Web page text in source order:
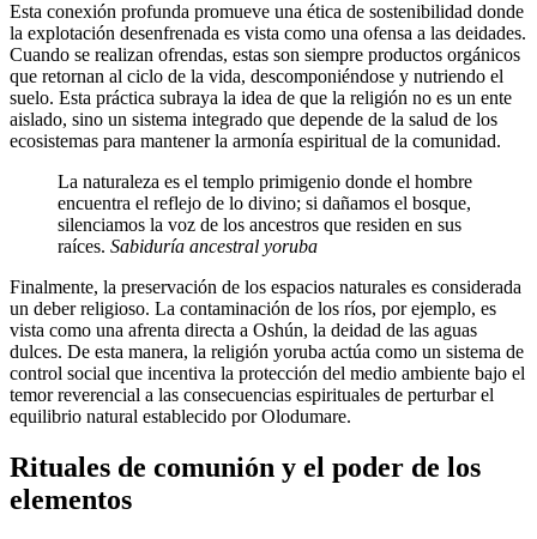
Esta conexión profunda promueve una ética de sostenibilidad donde
la explotación desenfrenada es vista como una ofensa a las deidades.
Cuando se realizan ofrendas, estas son siempre productos orgánicos
que retornan al ciclo de la vida, descomponiéndose y nutriendo el
suelo. Esta práctica subraya la idea de que la religión no es un ente
aislado, sino un sistema integrado que depende de la salud de los
ecosistemas para mantener la armonía espiritual de la comunidad.
La naturaleza es el templo primigenio donde el hombre
encuentra el reflejo de lo divino; si dañamos el bosque,
silenciamos la voz de los ancestros que residen en sus
raíces. Sabiduría ancestral yoruba
Finalmente, la preservación de los espacios naturales es considerada
un deber religioso. La contaminación de los ríos, por ejemplo, es
vista como una afrenta directa a Oshún, la deidad de las aguas
dulces. De esta manera, la religión yoruba actúa como un sistema de
control social que incentiva la protección del medio ambiente bajo el
temor reverencial a las consecuencias espirituales de perturbar el
equilibrio natural establecido por Olodumare.
Rituales de comunión y el poder de los
elementos